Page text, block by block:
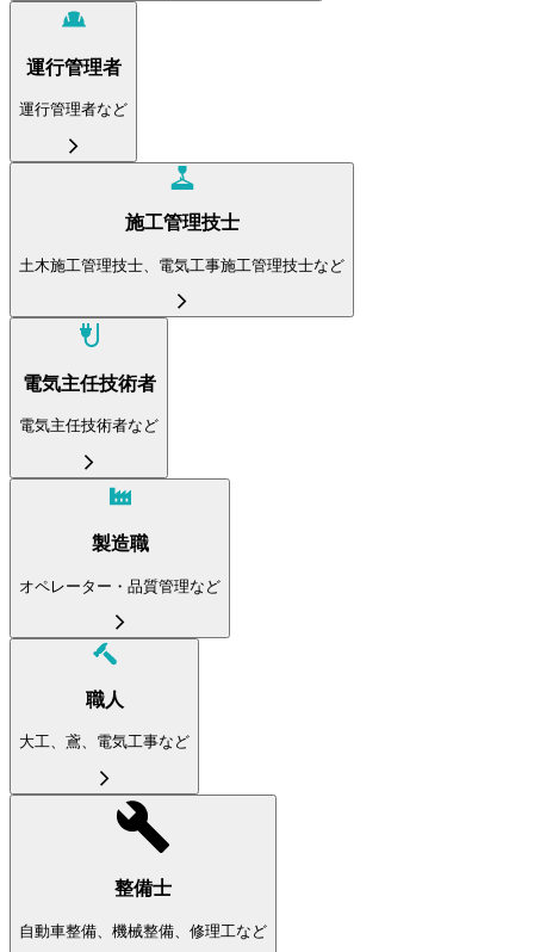
運行管理者
運行管理者など
施工管理技士
土木施工管理技士、電気工事施工管理技士など
電気主任技術者
電気主任技術者など
製造職
オペレーター・品質管理など
職人
大工、鳶、電気工事など
整備士
自動車整備、機械整備、修理工など